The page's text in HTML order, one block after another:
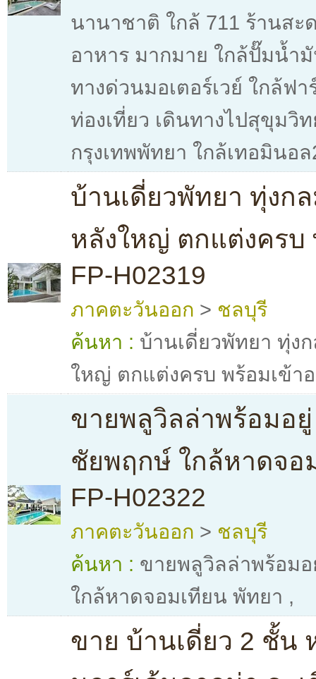
นานาชาติ ใกล้ 711 ร้านสะ
อาหาร มากมาย ใกล้ปั๊มน้ำ
ทางด่วนมอเตอร์เวย์ ใกล้ฟา
ท่องเที่ยว เดินทางไปสุขุมวิ
กรุงเทพพัทยา ใกล้เทอมินอล
บ้านเดี่ยวพัทยา ทุ่งก
หลังใหญ่ ตกแต่งครบ
FP-H02319
ภาคตะวันออก > ชลบุรี
ค้นหา : บ้านเดี่ยวพัทยา ทุ่ง
ใหญ่ ตกแต่งครบ พร้อมเข้า
ขายพลูวิลล่าพร้อมอ
ชัยพฤกษ์ ใกล้หาดจอ
FP-H02322
ภาคตะวันออก > ชลบุรี
ค้นหา : ขายพลูวิลล่าพร้อม
ใกล้หาดจอมเทียน พัทยา ,
ขาย บ้านเดี่ยว 2 ชั้น